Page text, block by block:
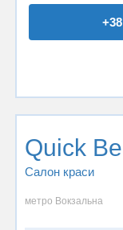
Quick
Салон краси
метро Вокзальна